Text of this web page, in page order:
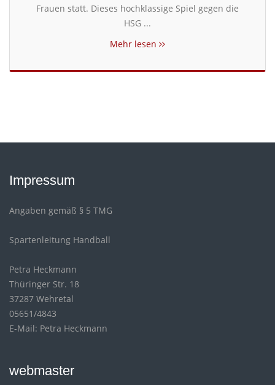
Frauen statt. Dieses hochklassige Spiel gegen die
HSG ...
Mehr lesen
Impressum
Angaben gemäß § 5 TMG
Spartenleitung Handball
Petra Heckmann
Thüringer Str. 18
37287 Wehretal
05651/4843
E-Mail: Petra Heckmann
webmaster